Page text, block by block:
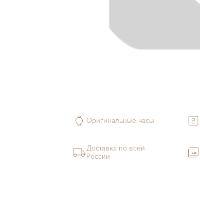
Оригинальные часы
Доставка по всей
России